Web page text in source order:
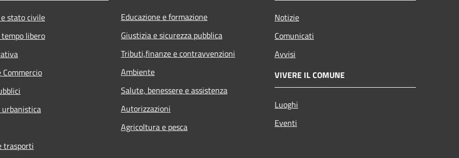
stato civile
libero
Commercio
urbanistica
trasporti
Educazione e formazione
Giustizia e sicurezza pubblica
Tributi,finanze e contravvenzioni
Ambiente
Salute, benessere e assistenza
Autorizzazioni
Agricoltura e pesca
Notizie
Comunicati
Avvisi
VIVERE IL COMUNE
Luoghi
Eventi